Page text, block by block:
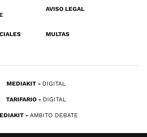
AVISO LEGAL
MULTAS
MEDIAKIT DIGITAL
TARIFARIO DIGITAL
AMBITO DEBATE